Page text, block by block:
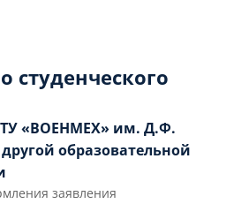
студенческого
«ВОЕНМЕХ» им. Д.Ф.
образовательной
заявления